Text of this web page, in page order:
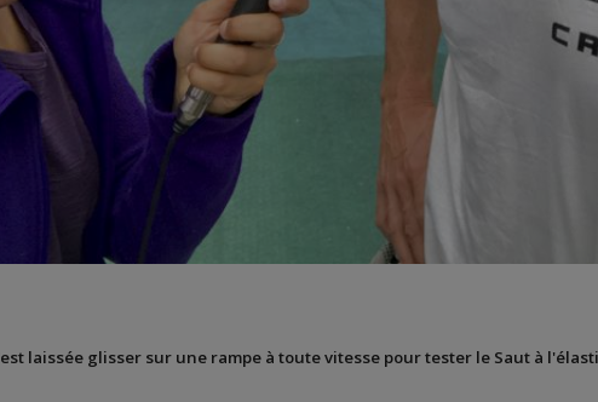
laissée glisser sur une rampe à toute vitesse pour tester le Saut à